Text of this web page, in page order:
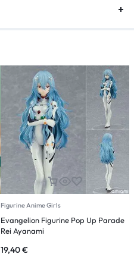
Figurine Anime Girls
Evangelion Figurine Pop Up Parade
Rei Ayanami
19,40€